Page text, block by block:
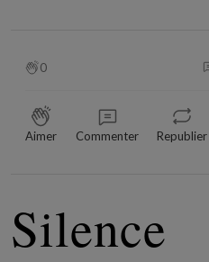
0
Aimer Commenter Republier
Silence